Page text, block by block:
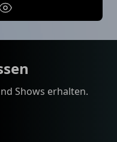
Shows erhalten.